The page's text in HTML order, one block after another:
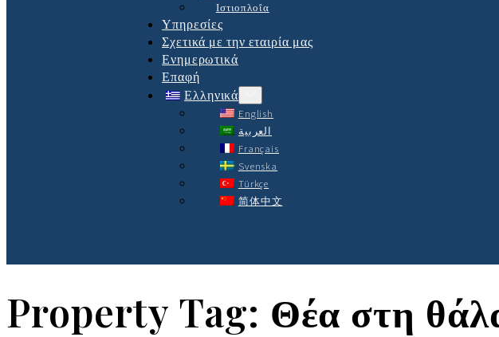
Ιστιοπλοΐα
Υπηρεσίες
Σχετικά με την εταιρία μας
Ενημερωτικά
Επαφή
Ελληνικά
English
العربية
Français
Svenska
Türkçe
简体中文
Property Tag: Θέα στη